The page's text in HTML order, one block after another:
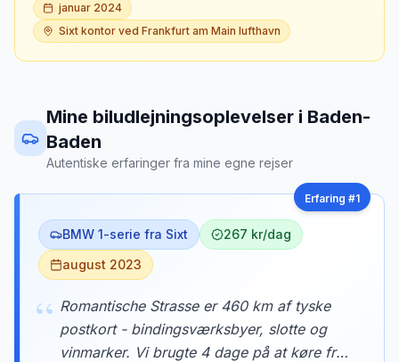
januar 2024
Sixt kontor ved Frankfurt am Main lufthavn
Mine biludlejningsoplevelser i Baden-
Baden
Autentiske erfaringer fra mine egne rejser
Erfaring #1
BMW 1-serie fra Sixt
267 kr/dag
august 2023
“ Romantische Strasse er 460 km af tyske
postkort - bindingsværksbyer, slotte og
vinmarker. Vi brugte 4 dage på at køre fra